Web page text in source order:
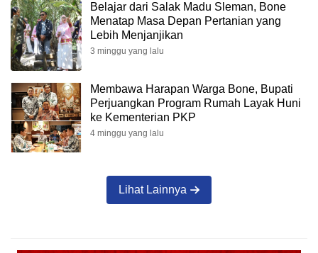
Belajar dari Salak Madu Sleman, Bone
Menatap Masa Depan Pertanian yang
Lebih Menjanjikan
3 minggu yang lalu
Membawa Harapan Warga Bone, Bupati
Perjuangkan Program Rumah Layak Huni
ke Kementerian PKP
4 minggu yang lalu
Lihat Lainnya